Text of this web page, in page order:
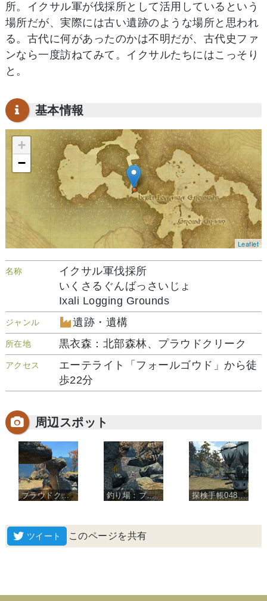
所。イクサル軍が伐採所として活用しているという
場所だが、実際には古い遺跡のような場所と思われ
る。古代に何があったのかは不明だが、古代史ファ
ンなら一度訪ねてみて。イクサルたちにはこっそり
と。
基本情報
+
−
Leaflet
名称
イクサル軍伐採所
いくさるぐんばっさいじょ
Ixali Logging Grounds
ジャンル 遺跡・遺構
所在地 黒衣森：北部森林、プラウドクリーク
アクセス
エーテライト「フォールゴウド」から徒
歩22分
周辺スポット
プラウドクリーク 釣り場：プラウドクリーク 探検手帳048：イクサル軍伐採所
このページを共有